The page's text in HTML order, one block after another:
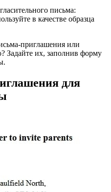
письма:
в качестве образца
приглашения или
Задайте их, заполнив форму
для